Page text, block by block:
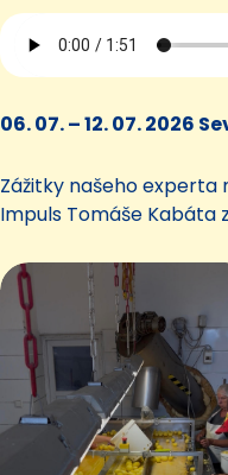
06. 07. – 12. 07. 2026
Zážitky našeho experta
Impuls Tomáše Kabáta